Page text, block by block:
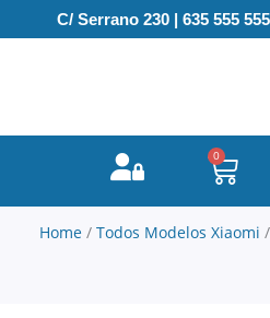
C/ Serrano 230 | 635 555 555
0
Home / Todos Modelos Xiaomi /